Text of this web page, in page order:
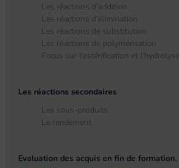
Les réactions d'addition
Les réactions d'élimination
Les réactions de substitution
Les réactions de polymérisation
Focus sur l'estérification et
Les réactions secondaires
Les sous-produits
Le rendement
Evaluation des acquis en fin de formation.